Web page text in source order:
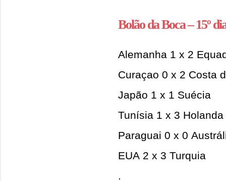
Bolão da Boca – 15º
Alemanha 1 x 2
Curaçao 0 x 2 Costa
Japão 1 x 1 Suécia
Tunísia 1 x 3 Holanda
Paraguai 0 x 0
EUA 2 x 3 Turquia